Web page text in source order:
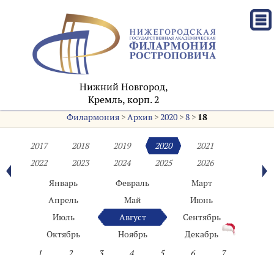
Нижний Новгород,
Кремль, корп. 2
Филармония>Архив>2020>8> 18
2017 2018 2019 2020
2021
2022
2023 2024 2025
2026
Январь
Февраль
Март
Апрель
Май
Июнь
Июль
Август
Сентябрь
Октябрь
Ноябрь
Декабрь